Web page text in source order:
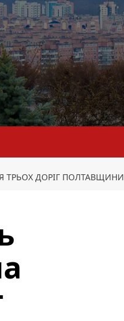
ТРЬОХ ДОРІГ ПОЛТАВЩИНИ